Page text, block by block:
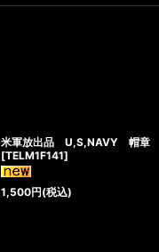
米軍放出品 U,S,NAVY 帽章
[TELM1F141]
1,500円(税込)